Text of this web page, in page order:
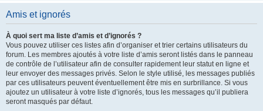
Amis et ignorés
À quoi sert ma liste d’amis et d’ignorés ?
Vous pouvez utiliser ces listes afin d’organiser et trier certains utilisateurs du
forum. Les membres ajoutés à votre liste d’amis seront listés dans le panneau
de contrôle de l’utilisateur afin de consulter rapidement leur statut en ligne et
leur envoyer des messages privés. Selon le style utilisé, les messages publiés
par ces utilisateurs peuvent éventuellement être mis en surbrillance. Si vous
ajoutez un utilisateur à votre liste d’ignorés, tous les messages qu’il publiera
seront masqués par défaut.